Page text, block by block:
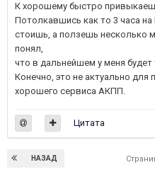
К хорошему быстро
Потолкавшись как то 3 часа
стоишь, а ползешь несколько
понял,
что в дальнейшем у меня
Конечно, это не актуально для
хорошего сервиса АКПП.
Цитата
НАЗАД